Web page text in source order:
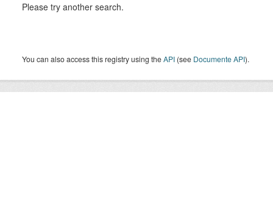
Please try another search.
You can also access this registry using theAPI (see Documente API).